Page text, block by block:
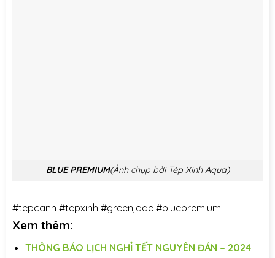
BLUE PREMIUM(Ảnh chụp bởi Tép Xinh Aqua)
#tepcanh #tepxinh #greenjade #bluepremium
Xem thêm:
THÔNG BÁO LỊCH NGHỈ TẾT NGUYÊN ĐÁN – 2024